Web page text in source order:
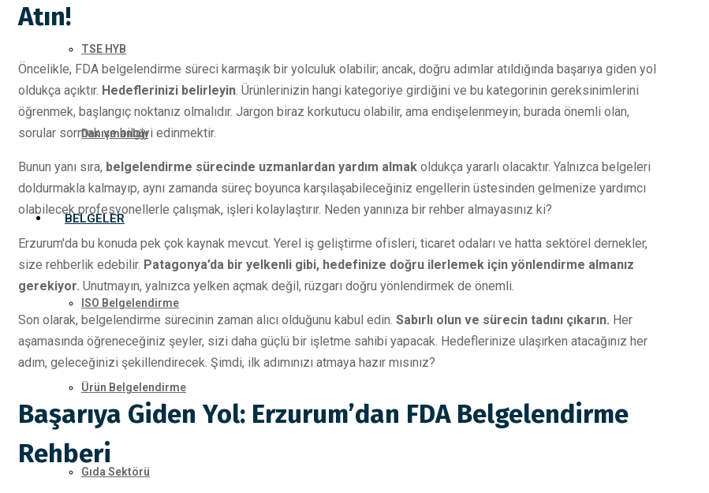
TSE HYB
Danışmanlığı
BELGELER
ISO Belgelendirme
Ürün Belgelendirme
Gıda Sektörü
Atın!
Öncelikle, FDA belgelendirme süreci karmaşık bir yolculuk olabilir; ancak, doğru adımlar atıldığında başarıya giden yol
oldukça açıktır. Hedeflerinizi belirleyin. Ürünlerinizin hangi kategoriye girdiğini ve bu kategorinin gereksinimlerini
öğrenmek, başlangıç noktanız olmalıdır. Jargon biraz korkutucu olabilir, ama endişelenmeyin; burada önemli olan,
sorular sormak ve bilgiyi edinmektir.
Bunun yanı sıra, belgelendirme sürecinde uzmanlardan yardım almak oldukça yararlı olacaktır. Yalnızca belgeleri
doldurmakla kalmayıp, aynı zamanda süreç boyunca karşılaşabileceğiniz engellerin üstesinden gelmenize yardımcı
olabilecek profesyonellerle çalışmak, işleri kolaylaştırır. Neden yanınıza bir rehber almayasınız ki?
Erzurum'da bu konuda pek çok kaynak mevcut. Yerel iş geliştirme ofisleri, ticaret odaları ve hatta sektörel dernekler,
size rehberlik edebilir. Patagonya’da bir yelkenli gibi, hedefinize doğru ilerlemek için yönlendirme almanız
gerekiyor. Unutmayın, yalnızca yelken açmak değil, rüzgarı doğru yönlendirmek de önemli.
Son olarak, belgelendirme sürecinin zaman alıcı olduğunu kabul edin. Sabırlı olun ve sürecin tadını çıkarın. Her
aşamasında öğreneceğiniz şeyler, sizi daha güçlü bir işletme sahibi yapacak. Hedeflerinize ulaşırken atacağınız her
adım, geleceğinizi şekillendirecek. Şimdi, ilk adımınızı atmaya hazır mısınız?
Başarıya Giden Yol: Erzurum’dan FDA Belgelendirme
Rehberi